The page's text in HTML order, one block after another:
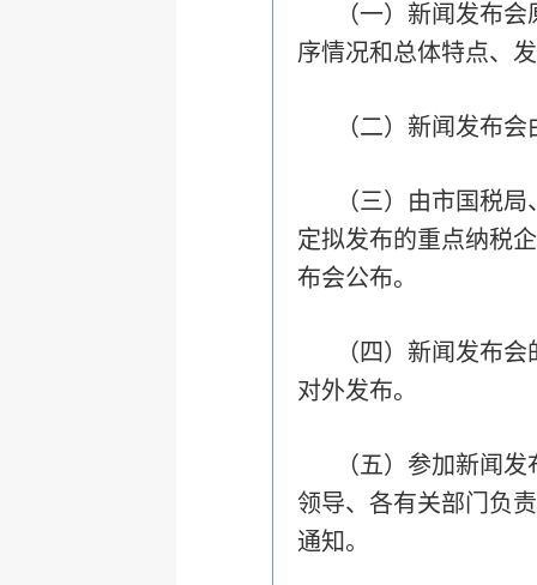
（一）新闻发布
序情况和总体特点、
（二）新闻发布
（三）由市国税
定拟发布的重点纳税
布会公布。
（四）新闻发布
对外发布。
（五）参加新闻
领导、各有关部门负
通知。